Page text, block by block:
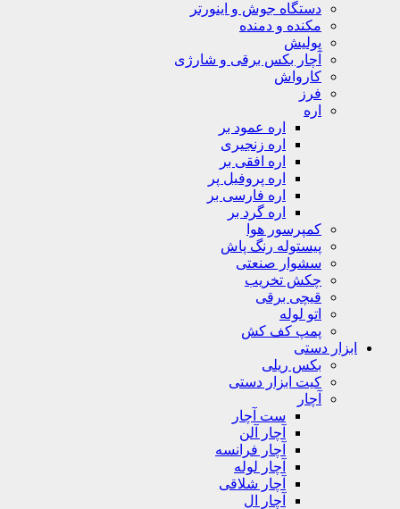
دستگاه جوش و اینورتر
مکنده و دمنده
پولیش
آچار بکس برقی و شارژی
کارواش
فرز
اره
اره عمود بر
اره زنجیری
اره افقی بر
اره پروفیل پر
اره فارسی بر
اره گرد بر
کمپرسور هوا
پیستوله رنگ پاش
سشوار صنعتی
چکش تخریب
قیچی برقی
اتو لوله
پمپ کف کش
ابزار دستی
بکس ریلی
کیت ابزار دستی
آچار
ست آچار
آچار آلن
آچار فرانسه
آچار لوله
آچار شلاقی
آچار ال